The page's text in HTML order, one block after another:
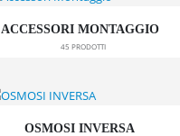
ACCESSORI MONTAGGIO
45 PRODOTTI
OSMOSI INVERSA